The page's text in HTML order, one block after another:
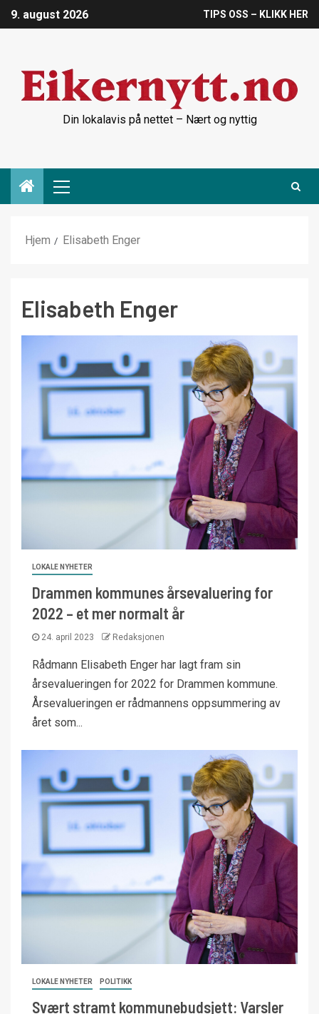
9. august 2026 TIPS OSS – KLIKK HER
Din lokalavis på nettet – Nært og nyttig
Hjem Elisabeth Enger
Elisabeth Enger
LOKALE NYHETER
Drammen kommunes årsevaluering for
2022 – et mer normalt år
24. april 2023 Redaksjonen
Rådmann Elisabeth Enger har lagt fram sin
årsevalueringen for 2022 for Drammen kommune.
Årsevalueringen er rådmannens oppsummering av
året som...
LOKALE NYHETER POLITIKK
Svært stramt kommunebudsjett: Varsler